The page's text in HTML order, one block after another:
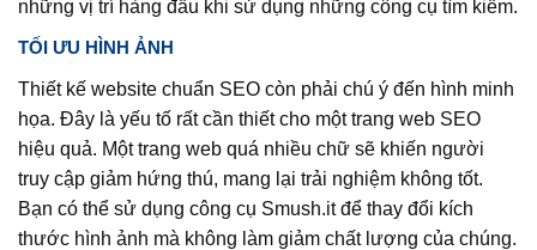
những vị trí hàng đầu khi sử dụng những công cụ tìm kiếm.
TỐI ƯU HÌNH ẢNH
Thiết kế website chuẩn SEO còn phải chú ý đến hình minh
họa. Đây là yếu tố rất cần thiết cho một trang web SEO
hiệu quả. Một trang web quá nhiều chữ sẽ khiến người
truy cập giảm hứng thú, mang lại trải nghiệm không tốt.
Bạn có thể sử dụng công cụ Smush.it để thay đổi kích
thước hình ảnh mà không làm giảm chất lượng của chúng.